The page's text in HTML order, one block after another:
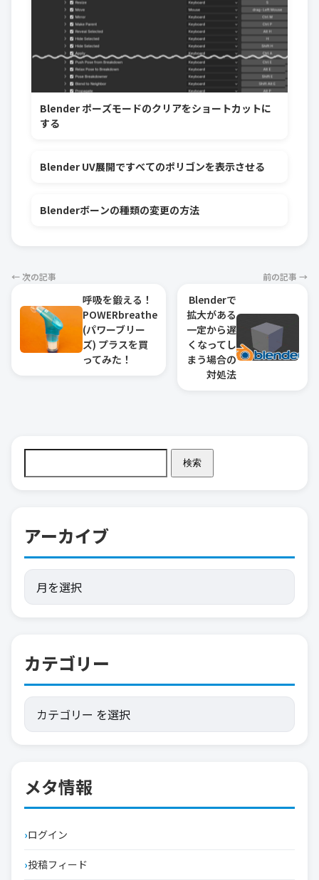
Blender ポーズモードのクリアをショートカットに
する
Blender UV展開ですべてのポリゴンを表示させる
Blenderボーンの種類の変更の方法
← 次の記事
呼吸を鍛える！
POWERbreathe
(パワーブリー
ズ) プラスを買
ってみた！
前の記事 →
Blenderで
拡大がある
一定から遅
くなってし
まう場合の
対処法
検索
アーカイブ
カテゴリー
メタ情報
ログイン
投稿フィード